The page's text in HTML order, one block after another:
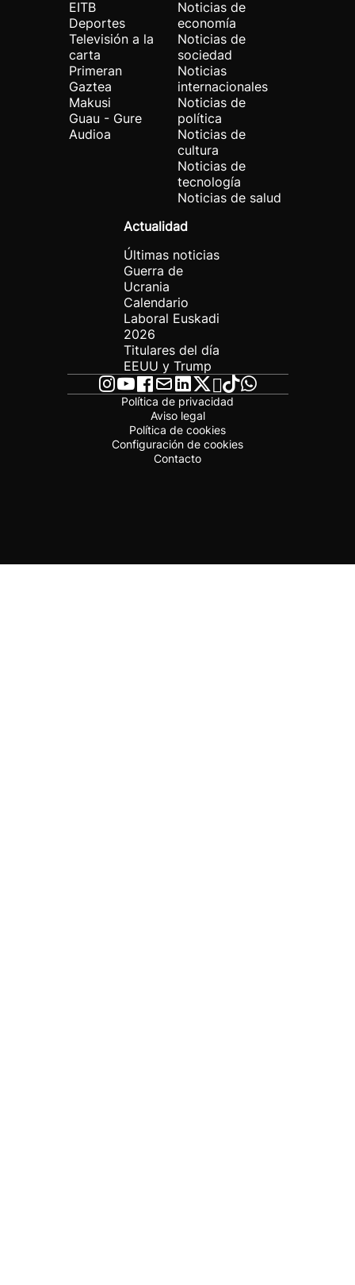
EITB
Deportes
Televisión a la
carta
Primeran
Gaztea
Makusi
Guau - Gure
Audioa
Noticias de
economía
Noticias de
sociedad
Noticias
internacionales
Noticias de
política
Noticias de
cultura
Noticias de
tecnología
Noticias de salud
Actualidad
Últimas noticias
Guerra de
Ucrania
Calendario
Laboral Euskadi
2026
Titulares del día
EEUU y Trump
Política de privacidad
Aviso legal
Política de cookies
Configuración de cookies
Contacto